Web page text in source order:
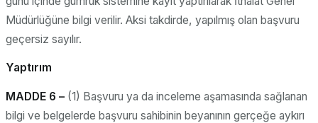
Müdürlüğüne bilgi verilir. Aksi takdirde, yapılmış olan başvuru
geçersiz sayılır.
Yaptırım
MADDE 6 – (1) Başvuru ya da inceleme aşamasında sağlanan
bilgi ve belgelerde başvuru sahibinin beyanının gerçeğe aykırı